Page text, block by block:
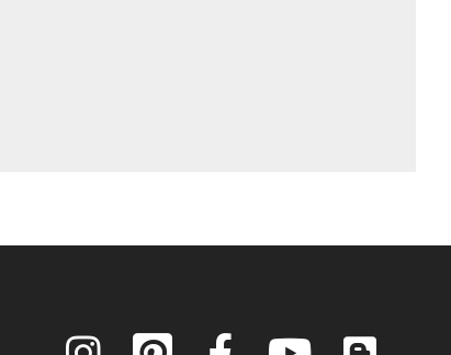
Instagram Pinterest Facebook YouTube